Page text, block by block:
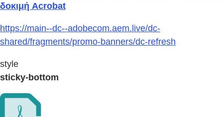
δοκιμή Acrobat
https://main--dc--adobecom.aem.live/dc-
shared/fragments/promo-banners/dc-refresh
style
sticky-bottom